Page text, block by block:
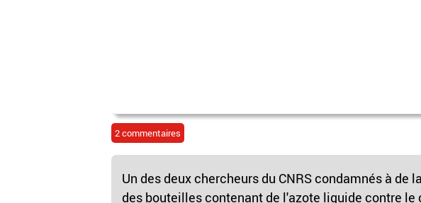
2 commentaires
Un des deux chercheurs du CNRS condamnés à de
des bouteilles contenant de l'azote liquide contre le